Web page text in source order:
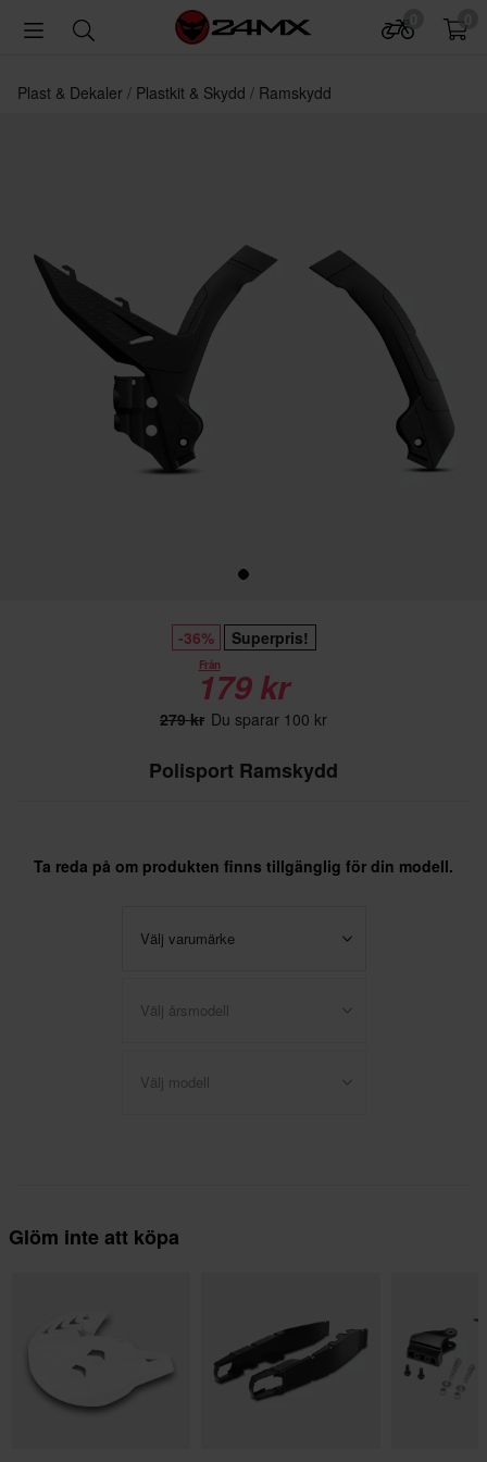
Plast & Dekaler Plastkit & Skydd Ramskydd
-36% Superpris!
Från
179 kr
279 kr Du sparar 100 kr
Polisport Ramskydd
Ta reda på om produkten finns tillgänglig för din modell.
Välj varumärke
Välj årsmodell
Välj modell
Glöm inte att köpa